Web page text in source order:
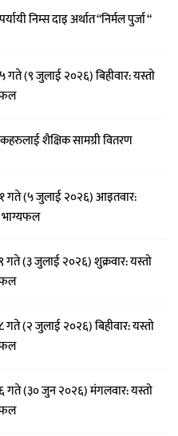
निम्स दाइ अर्थात “निर्मल पुर्जा “
(९ जुलाई २०२६) बिहीवार: यस्तो
शैक्षिक सामग्री वितरण
गते (५ जुलाई २०२६) आइतवार:
(३ जुलाई २०२६) शुक्रवार: यस्तो
(२ जुलाई २०२६) बिहीवार: यस्तो
(३० जुन २०२६) मंगलवार: यस्तो